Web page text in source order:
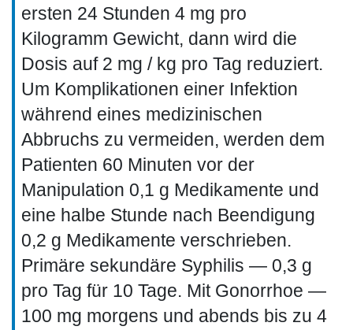
ersten 24 Stunden 4 mg pro
Kilogramm Gewicht, dann wird die
Dosis auf 2 mg / kg pro Tag reduziert.
Um Komplikationen einer Infektion
während eines medizinischen
Abbruchs zu vermeiden, werden dem
Patienten 60 Minuten vor der
Manipulation 0,1 g Medikamente und
eine halbe Stunde nach Beendigung
0,2 g Medikamente verschrieben.
Primäre sekundäre Syphilis — 0,3 g
pro Tag für 10 Tage. Mit Gonorrhoe —
100 mg morgens und abends bis zu 4